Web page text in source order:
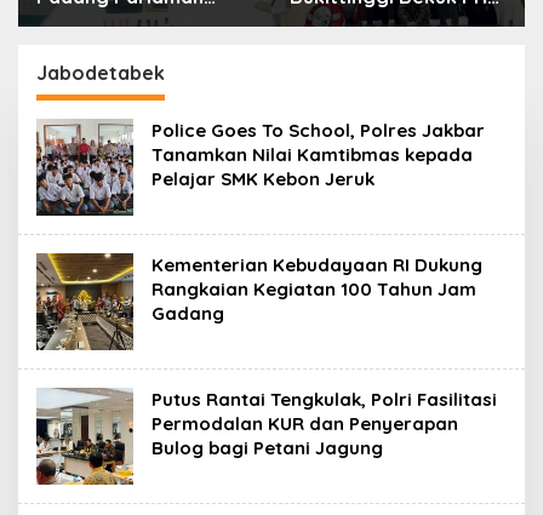
Bekuk Terduga
Belasan Paket
Diamankan
51 Tahun Terduga
Jabodetabek
Police Goes To School, Polres Jakbar
Tanamkan Nilai Kamtibmas kepada
Pelajar SMK Kebon Jeruk
Kementerian Kebudayaan RI Dukung
Rangkaian Kegiatan 100 Tahun Jam
Gadang
Putus Rantai Tengkulak, Polri Fasilitasi
Permodalan KUR dan Penyerapan
Bulog bagi Petani Jagung